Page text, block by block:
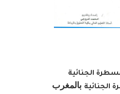
الجنائية
الجنائية بالمغرب